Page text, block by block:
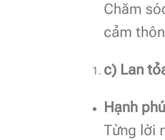
Chăm
cảm
c) Lan
Hạnh
Từng lời